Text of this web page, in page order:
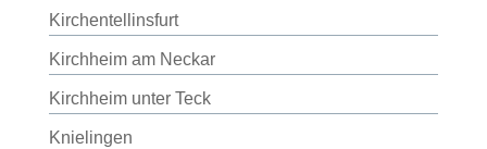
Kirchentellinsfurt
Kirchheim am Neckar
Kirchheim unter Teck
Knielingen